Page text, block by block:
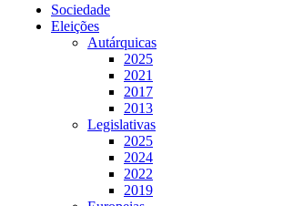
Sociedade
Eleições
Autárquicas
2025
2021
2017
2013
Legislativas
2025
2024
2022
2019